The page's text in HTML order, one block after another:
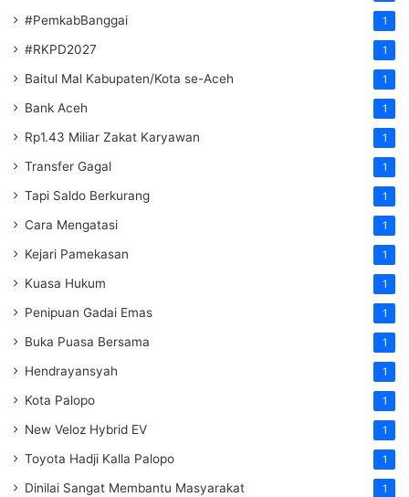
#PemkabBanggai 1
#RKPD2027 1
Baitul Mal Kabupaten/Kota se-Aceh 1
Bank Aceh 1
Rp1.43 Miliar Zakat Karyawan 1
Transfer Gagal 1
Tapi Saldo Berkurang 1
Cara Mengatasi 1
Kejari Pamekasan 1
Kuasa Hukum 1
Penipuan Gadai Emas 1
Buka Puasa Bersama 1
Hendrayansyah 1
Kota Palopo 1
New Veloz Hybrid EV 1
Toyota Hadji Kalla Palopo 1
Dinilai Sangat Membantu Masyarakat 1